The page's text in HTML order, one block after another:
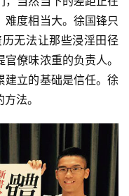
难度相当大。徐国锋只
无法让那些浸淫田径
僚味浓重的负责人。
建立的基础是信任。徐
法。